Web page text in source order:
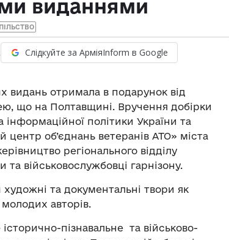
виданнями
Слідкуйте за АрміяInform в Google
видань отримала в подарунок від
що на Полтавщині. Вручення добірки
інформаційної політики України та
центр об’єднань ветеранів АТО» міста
регіонального відділу
та військовослужбовці гарнізону.
та документальні твори як
авторів.
пізнавальне та військово-